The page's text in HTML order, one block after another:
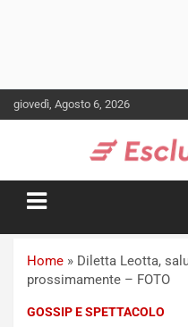
Skip
to
giovedì, Agosto 6, 2026
Home » Diletta Leotta,
prossimamente – FOTO
GOSSIP E SPETTACOLO